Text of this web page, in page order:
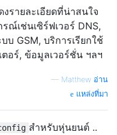
รายละเอียดที่น่าสนใจ
ณ์เช่นเซิร์ฟเวอร์ DNS,
บบ GSM, บริการเรียกใช้
ตอร์, ข้อมูลเวอร์ชั่น ฯลฯ
— Matthew อ่าน
แหล่งที่มา
สำหรับหุ่นยนต์ ..